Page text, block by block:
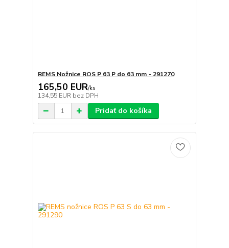
REMS Nožnice ROS P 63 P do 63 mm - 291270
165,50 EUR/ks
134,55 EUR bez DPH
Pridať do košíka